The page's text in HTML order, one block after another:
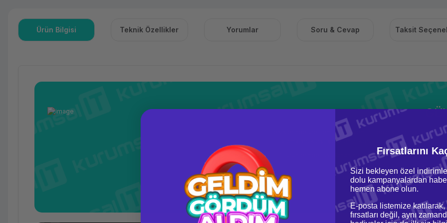
Ürün Bilgisi Teknik Özellikler Yorumlar Soru & Cevap Taksit
HPE tesislerinde üretilen HPE Güvenilir Tedarik zinciri
sızmalara karşı işletmenizi koruyarak, micro kodlara
HPE ürünlerinde tasarlanan korumalar güçlendirilerek ve
tehditlere
HPE Proliant sunucular, maliyetleri
Fırsatlarını
Sizi bekleyen özel
dolu kampanyalardan
hemen abone olun.
E-posta listemize
fırsatları değil, aynı